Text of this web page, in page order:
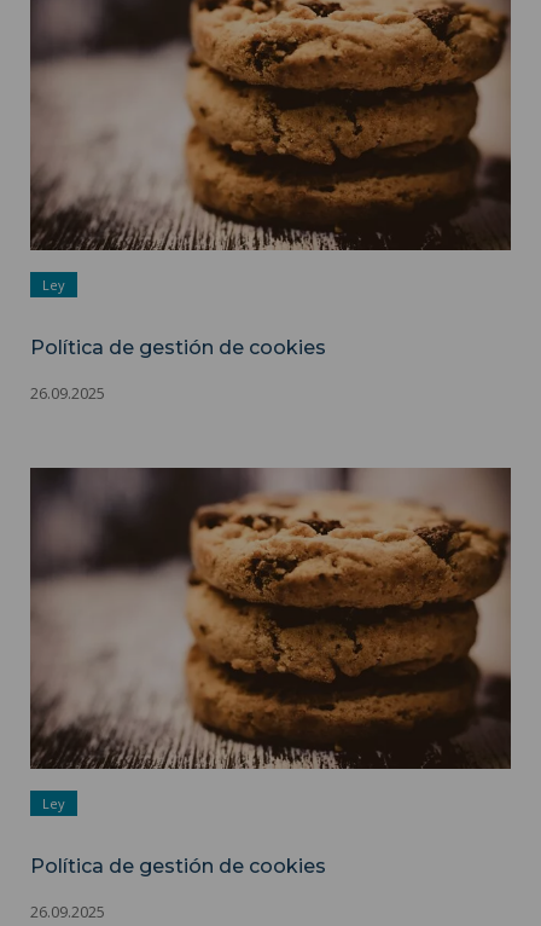
Ley
Política de gestión de cookies
26.09.2025
Ley
Política de gestión de cookies
26.09.2025